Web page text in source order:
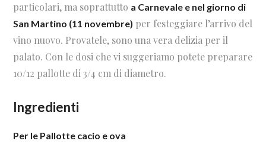
particolari, ma soprattutto a Carnevale e nel giorno di
San Martino (11 novembre) per festeggiare l’arrivo del
vino nuovo. Provatele, sono una vera delizia per il
palato. Con le dosi che vi suggeriamo potete preparare
10/12 pallotte di 3/4 cm di diametro.
Ingredienti
Per le Pallotte cacio e ova